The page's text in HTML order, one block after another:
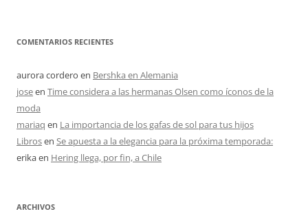
COMENTARIOS RECIENTES
aurora cordero en Bershka en Alemania
joseen Time considera a las hermanas Olsen como íconos de la
moda
mariaq en La importancia de los gafas de sol para tus hijos
Librosen Se apuesta a la elegancia para la próxima temporada:
erikaen Hering llega, por fin, a Chile
ARCHIVOS